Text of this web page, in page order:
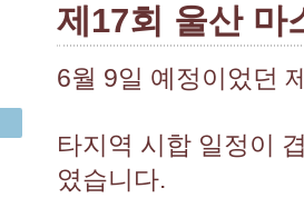
제17회 울산 마
6월 9일 예정이었던
타지역 시합 일정이
였습니다.